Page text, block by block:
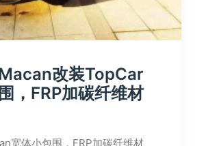
改装TopCar
，FRP加碳纤维材
宽体小包围，FRP加碳纤维材